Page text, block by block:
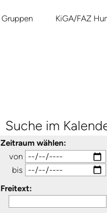
Gruppen KiGA/FAZ
Suche im
Zeitraum wählen:
von
bis
Freitext: